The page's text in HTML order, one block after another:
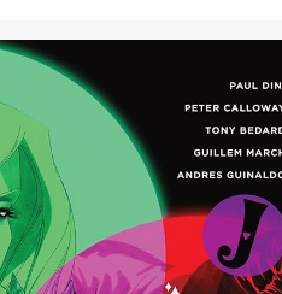
di vendite negli States.
Justice League
l’inizio dell’era All In per il classico